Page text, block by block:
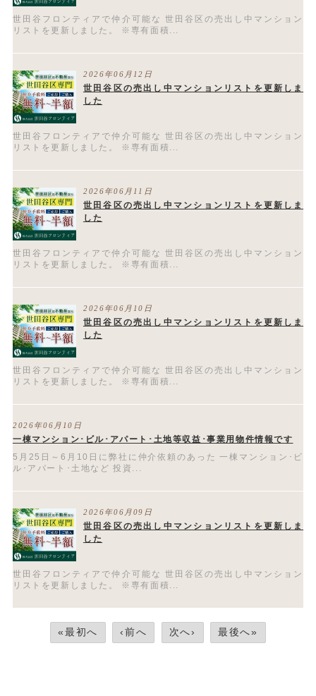
世田谷フロンティアで仲介可能な 世田谷区の売出し中マンション
リストを更新しました。 ※専有面積...
2026年06月12日
世田谷区の売出し中マンションリストを更新しま
した
世田谷フロンティアで仲介可能な 世田谷区の売出し中マンション
リストを更新しました。 ※専有面積...
2026年06月11日
世田谷区の売出し中マンションリストを更新しま
した
世田谷フロンティアで仲介可能な 世田谷区の売出し中マンション
リストを更新しました。 ※専有面積...
2026年06月10日
世田谷区の売出し中マンションリストを更新しま
した
世田谷フロンティアで仲介可能な 世田谷区の売出し中マンション
リストを更新しました。 ※専有面積...
2026年06月10日
一棟マンション･ビル･アパート･土地等収益･事業用物件情報です
5月25日～6月10日に弊社に仲介依頼のあった 一棟マンション･ビ
ル･アパート･土地など 投資...
2026年06月09日
世田谷区の売出し中マンションリストを更新しま
した
世田谷フロンティアで仲介可能な 世田谷区の売出し中マンション
リストを更新しました。 ※専有面積...
«最初へ ‹前へ 次へ› 最後へ»